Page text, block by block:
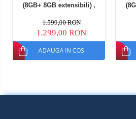
(8GB+ 8GB extensibili) ,
Camera Night Vision 25MP,
6050mAh, Dual SIM
1.599,00 RON
1.299,00 RON
ADAUGA IN COS